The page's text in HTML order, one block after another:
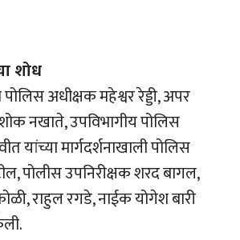
शोध
अधीक्षक महेश्वर रेड्डी, अपर
नखाते, उपविभागीय पोलिस
यांच्या मार्गदर्शनाखाली पोलिस
पोलीस उपनिरीक्षक शरद बागल,
राहुल रगडे, नाईक योगेश बारी